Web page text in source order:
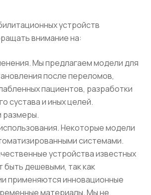
устройств
внимание на:
Мы предлагаем модели для
после переломов,
пациентов, разработки
сустава и иных целей.
размеры.
Некоторые модели
системами.
устройства известных
быть дешевыми, так как
применяются инновационные
материалы. Мы не